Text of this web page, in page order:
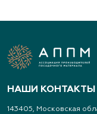
НАШИ КОНТАКТЫ
143405, Московская